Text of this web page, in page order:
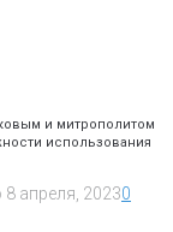
и митрополитом
использования
8 апреля, 20230